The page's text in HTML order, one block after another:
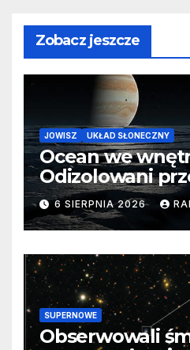
Zobacz jeszcze
JOWISZ UKŁAD SŁONECZNY
Ocean we
Odizolowani
barierę
6 SIERPNIA 2026
SUPERNOWE
Obserwowali